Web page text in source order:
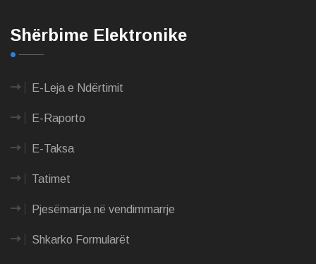
Shërbime Elektronike
E-Leja e Ndërtimit
E-Raporto
E-Taksa
Tatimet
Pjesëmarrja në vendimmarrje
Shkarko Formularët